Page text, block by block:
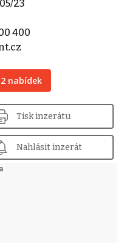
23
400
nabídek
Tisk inzerátu
Nahlásit inzerát